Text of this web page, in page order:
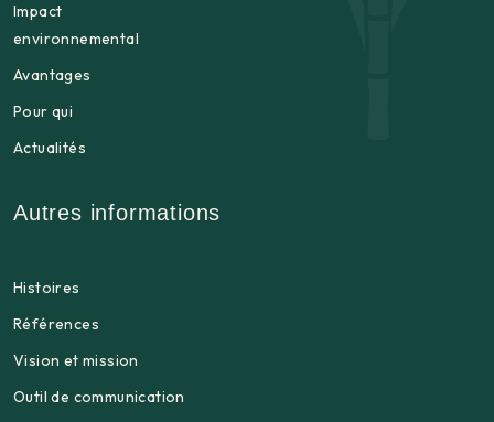
Impact
environnemental
Avantages
Pour qui
Actualités
Autres informations
Histoires
Références
Vision et mission
Outil de communication